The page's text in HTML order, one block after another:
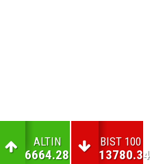
ALTIN
6664.28
BIST 100
13780.34